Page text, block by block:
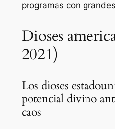
programas con
Dioses
2021)
Los dioses
potencial divino
caos